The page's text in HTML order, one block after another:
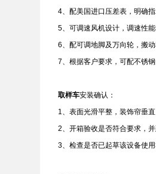
4、配美国进口压差表，明确
5、可调速风机设计，调速性
6、配可调地脚及万向轮，搬
7、根据客户要求，可配不锈
取样车安装确认：
1、表面光滑平整，装饰帘垂直
2、开箱验收是否符合要求，
3、检查是否已起草该设备使